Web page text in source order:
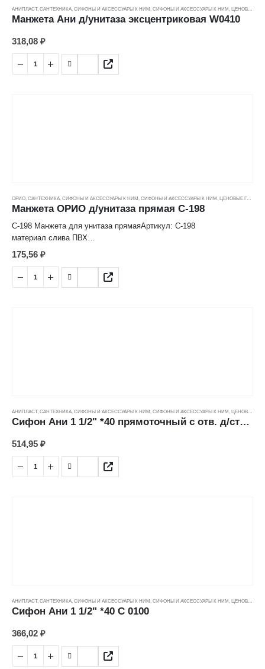
АНИПЛАСТ, САНТЕХНИКА СИФОНЫ И АКСЕССУАРЫ К НИМ СИФОНЫ И АКСЕССУАРЫ К НИМ ЦЕНОВЫЕ ГРУППЫ
Манжета Ани д/унитаза эксцентриковая W0410
318,08 ₽
ОРИО САНТЕХНИКА СИФОНЫ И АКСЕССУАРЫ К НИМ СИФОНЫ И АКСЕССУАРЫ К НИМ ЦЕНОВЫЕ ГРУППЫ
Манжета ОРИО д/унитаза прямая С-198
С-198 Манжета для унитаза прямаяАртикул: C-198
материал слива ПВХ
входное отверстие, мм 100–110
выходное отверстие, мм 110-115
вес штуки нетто, кг 0.252
175,56 ₽
АНИПЛАСТ, САНТЕХНИКА СИФОНЫ И АКСЕССУАРЫ К НИМ СИФОНЫ И АКСЕССУАРЫ К НИМ ЦЕНОВЫЕ ГРУППЫ
Сифон Ани 1 1/2" *40 прямоточный с отв. д/стиральной машины с гибкой трубой D1015
514,95 ₽
АНИПЛАСТ, САНТЕХНИКА СИФОНЫ И АКСЕССУАРЫ К НИМ СИФОНЫ И АКСЕССУАРЫ К НИМ ЦЕНОВЫЕ ГРУППЫ
Сифон Ани 1 1/2" *40 С 0100
366,02 ₽